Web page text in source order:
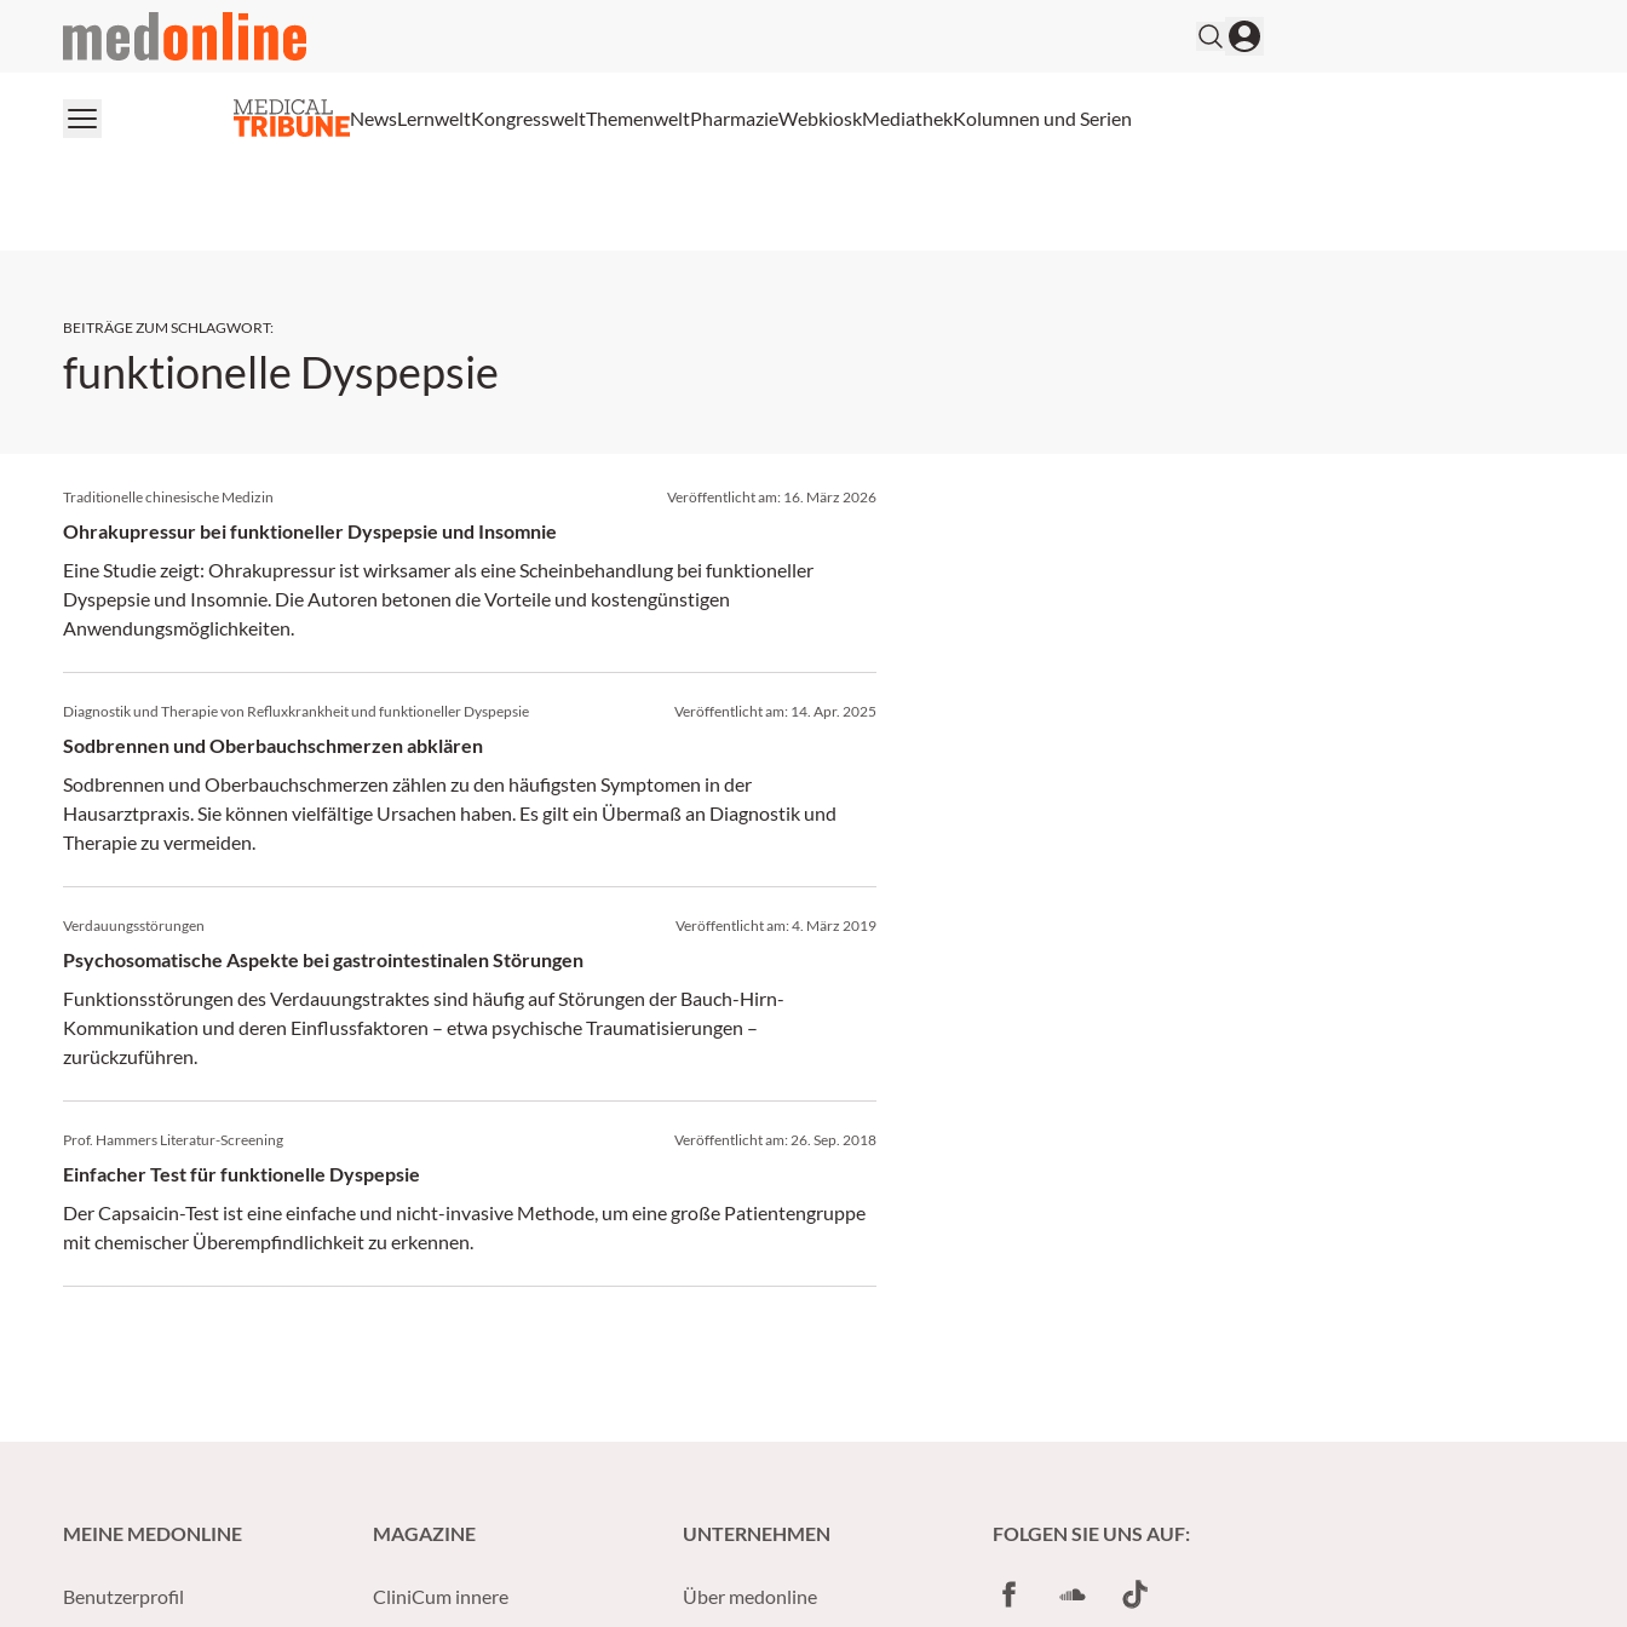
medonline
NewsLernweltKongressweltThemenweltPharmazieWebkioskMediathekKolumnen und Serien
BEITRÄGE ZUM SCHLAGWORT:
funktionelle Dyspepsie
Traditionelle chinesische Medizin Veröffentlicht am: 16. März 2026
Ohrakupressur bei funktioneller Dyspepsie und Insomnie
Eine Studie zeigt: Ohrakupressur ist wirksamer als eine Scheinbehandlung bei funktioneller
Dyspepsie und Insomnie. Die Autoren betonen die Vorteile und kostengünstigen
Anwendungsmöglichkeiten.
Diagnostik und Therapie von Refluxkrankheit und funktioneller Dyspepsie Veröffentlicht am: 14. Apr. 2025
Sodbrennen und Oberbauchschmerzen abklären
Sodbrennen und Oberbauchschmerzen zählen zu den häufigsten Symptomen in der
Hausarztpraxis. Sie können vielfältige Ursachen haben. Es gilt ein Übermaß an Diagnostik und
Therapie zu vermeiden.
Verdauungsstörungen Veröffentlicht am:4. März 2019
Psychosomatische Aspekte bei gastrointestinalen Störungen
Funktionsstörungen des Verdauungstraktes sind häufig auf Störungen der Bauch-Hirn-
Kommunikation und deren Einflussfaktoren – etwa psychische Traumatisierungen –
zurückzuführen.
Prof. Hammers Literatur-Screening Veröffentlicht am:26. Sep. 2018
Einfacher Test für funktionelle Dyspepsie
Der Capsaicin-Test ist eine einfache und nicht-invasive Methode, um eine große Patientengruppe
mit chemischer Überempfindlichkeit zu erkennen.
MEINE MEDONLINE
Benutzerprofil
MAGAZINE
CliniCum innere
UNTERNEHMEN
Über medonline
FOLGEN SIE UNS AUF:
FacebookSoundCloud
TikTok